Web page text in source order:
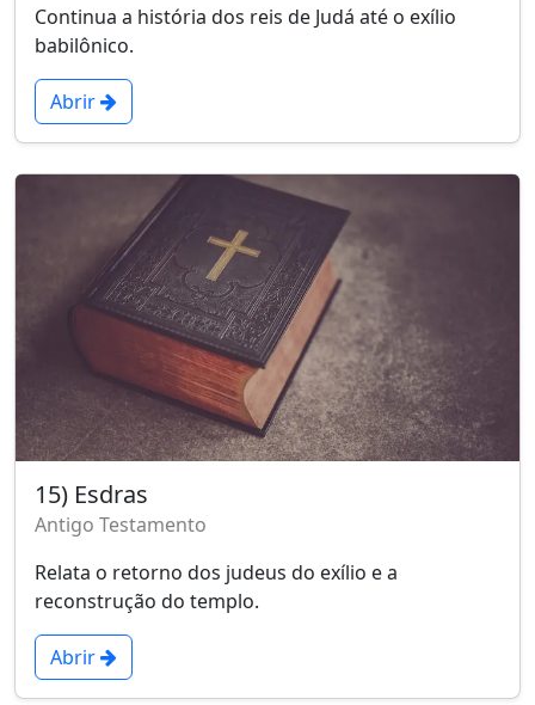
Continua a história dos reis de Judá até o exílio
babilônico.
Abrir
15) Esdras
Antigo Testamento
Relata o retorno dos judeus do exílio e a
reconstrução do templo.
Abrir